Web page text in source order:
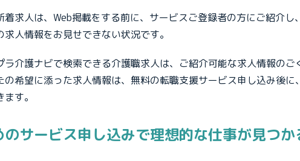
着求人は、Web掲載をする前に、サービスご登録者の方にご紹介
求人情報をお見せできない状況です。
ラ介護ナビで検索できる介護職求人は、ご紹介可能な求人情報のご
の希望に添った求人情報は、無料の転職支援サービス申し込み後
す。
のサービス申し込みで理想的な仕事が見つか